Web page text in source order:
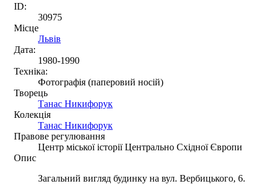
ID:
30975
Місце
Львів
Дата:
1980-1990
Техніка:
Фотографія (паперовий носій)
Творець
Танас Никифорук
Колекція
Танас Никифорук
Правове регулювання
Центр міської історії Центрально Східної Європи
Опис
Загальний вигляд будинку на вул. Вербицького, 6.